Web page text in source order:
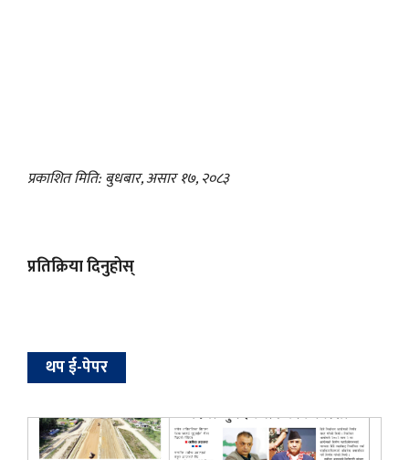
प्रकाशित मिति: बुधबार, असार १७, २०८३
प्रतिक्रिया दिनुहोस्
थप ई-पेपर